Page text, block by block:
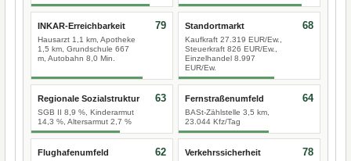
INKAR-Erreichbarkeit
Hausarzt 1,1 km, Apotheke
1,5 km, Grundschule 667
m, Autobahn 8,0 Min.
79 Standortmarkt
Kaufkraft 27.319 EUR/Ew.,
Steuerkraft 826 EUR/Ew.,
Einzelhandel 8.997
EUR/Ew.
68
Regionale Sozialstruktur
SGB II 8,9 %, Kinderarmut
14,3 %, Altersarmut 2,7 %
63 Fernstraßenumfeld
BASt-Zählstelle 3,5 km,
23.044 Kfz/Tag
64
Flughafenumfeld 62 Verkehrssicherheit 78